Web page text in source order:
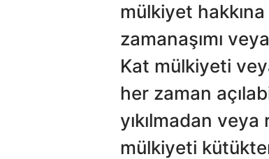
mülkiyet
zamanaşımı
Kat mülkiyeti
her zaman
yıkılmadan
mülkiyeti